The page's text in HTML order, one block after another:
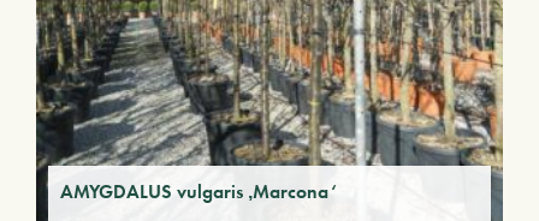
AMYGDALUS vulgaris ‚Marcona‘